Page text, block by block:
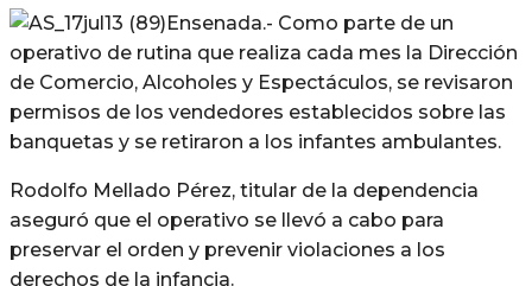
Ensenada.- Como parte de un
operativo de rutina que realiza cada mes la Dirección
de Comercio, Alcoholes y Espectáculos, se revisaron
permisos de los vendedores establecidos sobre las
banquetas y se retiraron a los infantes ambulantes.
Rodolfo Mellado Pérez, titular de la dependencia
aseguró que el operativo se llevó a cabo para
preservar el orden y prevenir violaciones a los
derechos de la infancia.